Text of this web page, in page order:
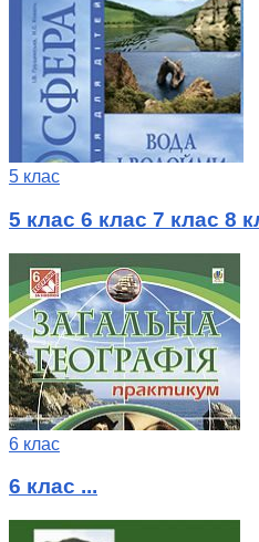
5 клас
5 клас 6 клас 7 клас 8
6 клас
6 клас ...